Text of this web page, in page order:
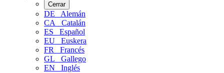
Cerrar
DE
Alemán
CA
Catalán
ES
Español
EU
Euskera
FR
Francés
GL
Gallego
EN
Inglés